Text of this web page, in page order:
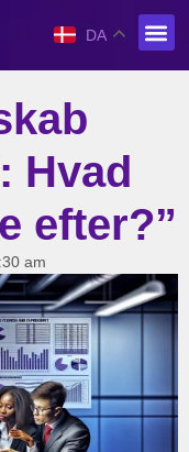
DA
Hvad
efter?”
am